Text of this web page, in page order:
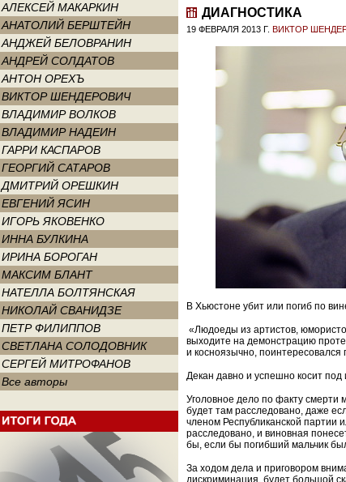
АЛЕКСЕЙ МАКАРКИН
АНАТОЛИЙ БЕРШТЕЙН
АНДЖЕЙ БЕЛОВРАНИН
АНДРЕЙ СОЛДАТОВ
АНТОН ОРЕХЪ
ВИКТОР ШЕНДЕРОВИЧ
ВЛАДИМИР ВОЛКОВ
ВЛАДИМИР НАДЕИН
ГАРРИ КАСПАРОВ
ГЕОРГИЙ САТАРОВ
ДМИТРИЙ ОРЕШКИН
ЕВГЕНИЙ ЯСИН
ИГОРЬ ЯКОВЕНКО
ИННА БУЛКИНА
ИРИНА БОРОГАН
МАКСИМ БЛАНТ
НАТЕЛЛА БОЛТЯНСКАЯ
НИКОЛАЙ СВАНИДЗЕ
ПЕТР ФИЛИППОВ
СВЕТЛАНА СОЛОДОВНИК
СЕРГЕЙ МИТРОФАНОВ
Все авторы
ДИАГНОСТИКА
19 ФЕВРАЛЯ 2013 Г. ВИКТОР
В Хьюстоне убит или погиб по
«Людоеды из артистов,
выходите на демонстрацию
и косноязычно, поинтересовался
Декан давно и успешно косит под
Уголовное дело по факту смерти
будет там расследовано, даже
членом Республиканской
расследовано, и виновная
бы, если бы погибший мальчик
За ходом дела и приговором
дискриминация, будет большой